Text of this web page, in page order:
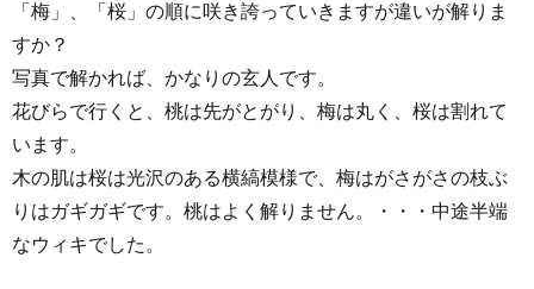
「梅」、「桜」の順に咲き誇っていきますが違いが解りま
すか？
写真で解かれば、かなりの玄人です。
花びらで行くと、桃は先がとがり、梅は丸く、桜は割れて
います。
木の肌は桜は光沢のある横縞模様で、梅はがさがさの枝ぶ
りはガギガギです。桃はよく解りません。・・・中途半端
なウィキでした。